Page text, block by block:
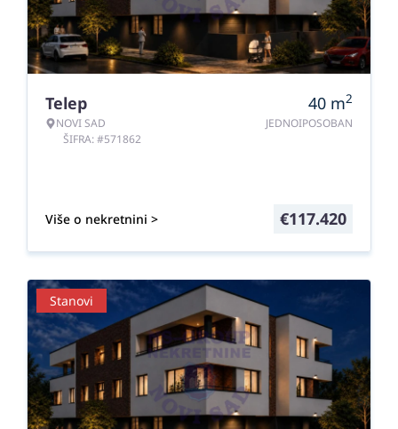
Telep
NOVI SAD
ŠIFRA: #571862
40 m2
JEDNOIPOSOBAN
Više o nekretnini > €117.420
Stanovi